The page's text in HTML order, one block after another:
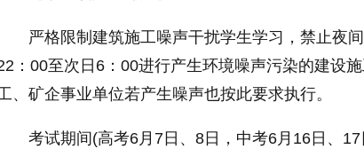
严格限制建筑施工噪声干扰学生学习，禁止夜
：00至次日6：00进行产生环境噪声污染的建设
、矿企事业单位若产生噪声也按此要求执行。
考试期间(高考6月7日、8日，中考6月16日、